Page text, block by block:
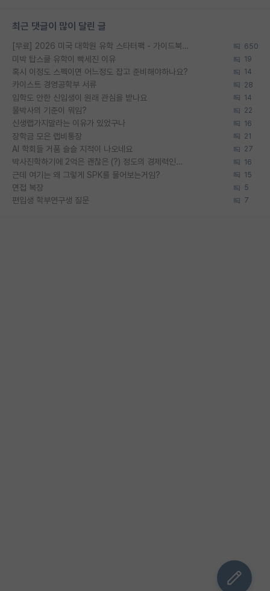
최근 댓글이 많이 달린 글
[무료] 2026 미국 대학원 유학 스타터팩 - 가이드북 & 합격자 컨택메일 템플릿 650
미박 탑스쿨 유학이 빡세진 이유 19
혹시 이정도 스펙이면 어느정도 잡고 준비해야하나요? 14
카이스트 경영공학부 서류 28
입학도 안한 신입생이 원래 관심을 받나요 14
물박사의 기준이 뭐임? 22
신생랩가지말라는 이유가 있었구나 16
장학금 모은 랩비통장 21
AI 학회들 거품 슬슬 지적이 나오네요 27
박사진학하기에 2억은 괜찮은 (?) 정도의 경제력인가요 16
근데 여기는 왜 그렇게 SPK를 물어보는거임? 15
면접 복장 5
편입생 학부연구생 질문 7